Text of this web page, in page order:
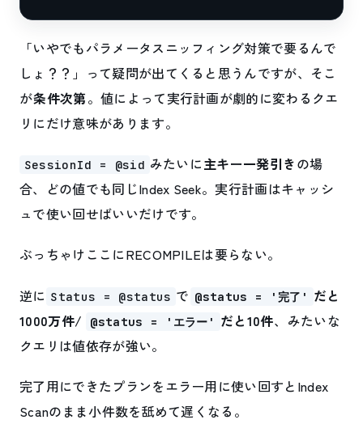
「いやでもパラメータスニッフィング対策で要るんで
しょ？？」って疑問が出てくると思うんですが、そこ
が条件次第。値によって実行計画が劇的に変わるクエ
リにだけ意味があります。
SessionId = @sid みたいに主キー一発引きの場
合、どの値でも同じIndex Seek。実行計画はキャッシ
ュで使い回せばいいだけです。
ぶっちゃけここにRECOMPILEは要らない。
逆に Status = @status で @status = '完了' だと
1000万件/
@status = 'エラー' だと10件、みたいな
クエリは値依存が強い。
完了用にできたプランをエラー用に使い回すとIndex
Scanのまま小件数を舐めて遅くなる。